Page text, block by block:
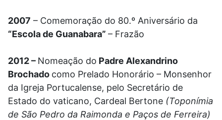
2007 – Comemoração do 80.º Aniversário da
“Escola de Guanabara” – Frazão
2012 – Nomeação do Padre Alexandrino
Brochado como Prelado Honorário – Monsenhor
da Igreja Portucalense, pelo Secretário de
Estado do vaticano, Cardeal Bertone (Toponímia
de São Pedro da Raimonda e Paços de Ferreira)